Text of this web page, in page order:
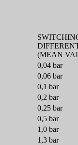
(MEAN
0,04 bar
0,06 bar
0,1 bar
0,2 bar
0,25 bar
0,5 bar
1,0 bar
1,3 bar